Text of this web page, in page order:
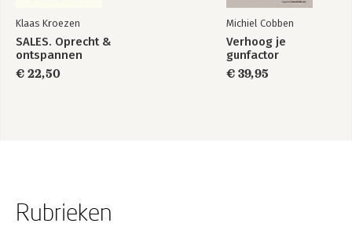
Klaas Kroezen
SALES. Oprecht &
ontspannen
€ 22,50
Michiel Cobben
Verhoog je
gunfactor
€ 39,95
Rubrieken